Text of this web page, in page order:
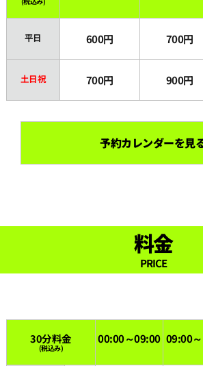
17:30
18:00
19:30
20:00
平日 600円 700円
土日祝 700円 900円
予約カレンダーを見
料金
PRICE
30分料金
(税込み)
00:00～09:00 09:00